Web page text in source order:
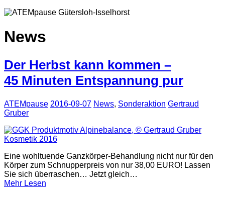
News
Der Herbst kann kommen –
45 Minuten Entspannung pur
ATEMpause 2016-09-07 News, Sonderaktion Gertraud
Gruber
Eine wohltuende Ganzkörper-Behandlung nicht nur für den
Körper zum Schnupperpreis von nur 38,00 EURO! Lassen
Sie sich überraschen… Jetzt gleich…
Mehr Lesen